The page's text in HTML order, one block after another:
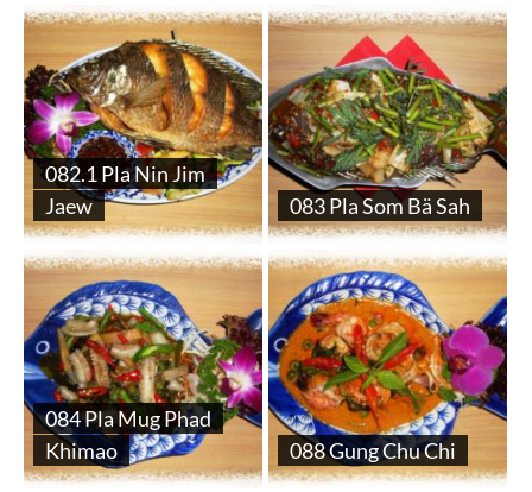
082.1 Pla Nin Jim
Jaew
083 Pla Som Bä Sah
084 Pla Mug Phad
Khimao
088 Gung Chu Chi